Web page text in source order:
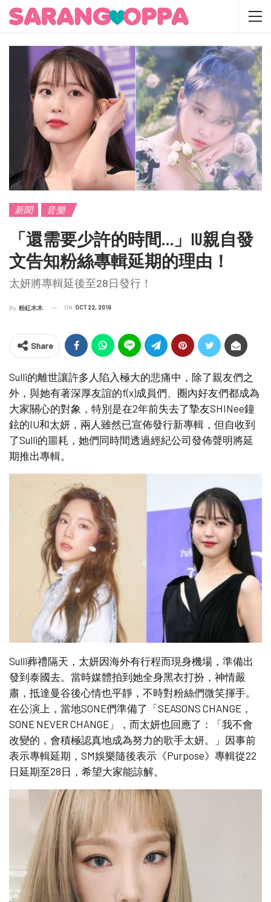
新聞 音樂
「還需要少許的時間…」IU親自發
文告知粉絲專輯延期的理由！
太妍將專輯延後至28日發行！
By 粉紅木木 ON OCT 22, 2019
Share
Sulli的離世讓許多人陷入極大的悲痛中，除了親友們之
外，與她有著深厚友誼的f(x)成員們、圈內好友們都成為
大家關心的對象，特別是在2年前失去了摯友SHINee鐘
鉉的IU和太妍，兩人雖然已宣佈發行新專輯，但自收到
了Sulli的噩耗，她們同時間透過經紀公司發佈聲明將延
期推出專輯。
Sulli葬禮隔天，太妍因海外有行程而現身機場，準備出
發到泰國去。當時媒體拍到她全身黑衣打扮，神情嚴
肅，抵達曼谷後心情也平靜，不時對粉絲們微笑揮手。
在公演上，當地SONE們準備了「SEASONS CHANGE，
SONE NEVER CHANGE」，而太妍也回應了：「我不會
改變的，會積極認真地成為努力的歌手太妍。」因事前
表示專輯延期，SM娛樂隨後表示《Purpose》專輯從22
日延期至28日，希望大家能諒解。